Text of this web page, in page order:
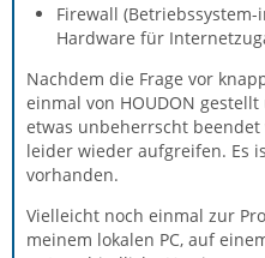
Firewall
Hardware für
Nachdem die Frage vor
einmal von HOUDON
etwas unbeherrscht
leider wieder aufgreifen. Es
vorhanden.
Vielleicht noch einmal zur
meinem lokalen PC, auf